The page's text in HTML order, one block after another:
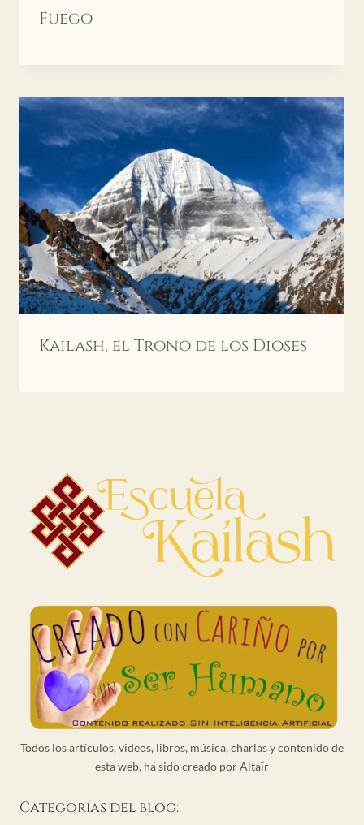
Fuego
Kailash, el Trono de los Dioses
Todos los artículos, videos, libros, música, charlas y contenido de
esta web, ha sido creado por Altaïr
Categorías del blog: